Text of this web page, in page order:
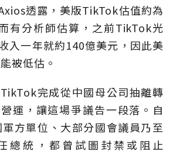
透露，美版TikTok估值約為
有分析師估算，之前TikTok光
入一年就約140億美元，因此美
被低估。
完成從中國母公司抽離轉
運，讓這場爭議告一段落。自
方單位、大部分國會議員乃至
總統，都曾試圖封禁或阻止